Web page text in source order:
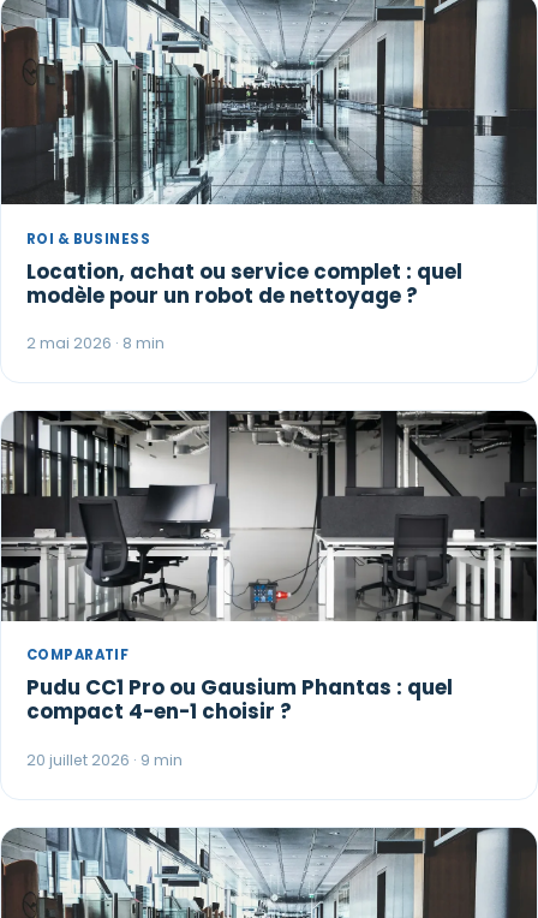
ROI & BUSINESS
Location, achat ou service complet : quel
modèle pour un robot de nettoyage ?
2 mai 2026 · 8 min
COMPARATIF
Pudu CC1 Pro ou Gausium Phantas : quel
compact 4-en-1 choisir ?
20 juillet 2026 · 9 min